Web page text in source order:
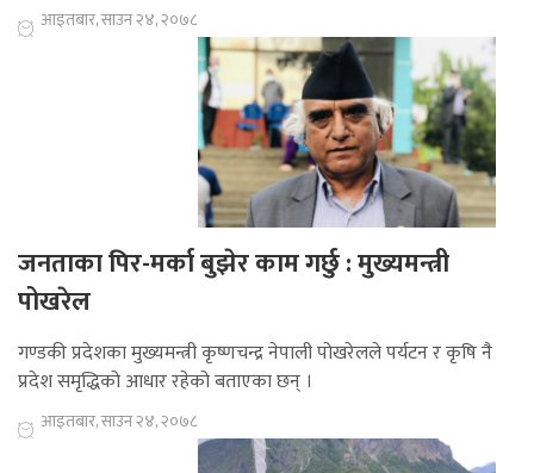
आइतबार, साउन २४, २०७८
जनताका पिर-मर्का बुझेर काम गर्छु : मुख्यमन्त्री
पोखरेल
गण्डकी प्रदेशका मुख्यमन्त्री कृष्णचन्द्र नेपाली पोखरेलले पर्यटन र कृषि नै
प्रदेश समृद्धिको आधार रहेको बताएका छन् ।
आइतबार, साउन २४, २०७८